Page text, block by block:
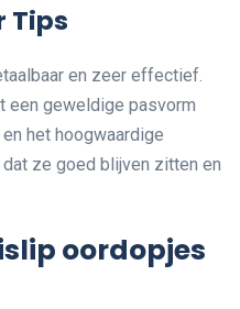
Tips
en zeer effectief.
een geweldige pasvorm
het hoogwaardige
ze goed blijven zitten en
oordopjes